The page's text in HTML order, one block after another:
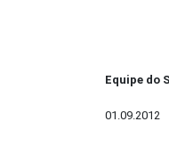
Equipe do
01.09.2012